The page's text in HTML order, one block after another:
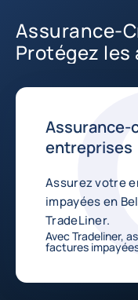
Assurance-
Protégez
Assurance-
entreprises
Assurez votre
impayées en
TradeLiner.
Avec Tradeliner,
factures